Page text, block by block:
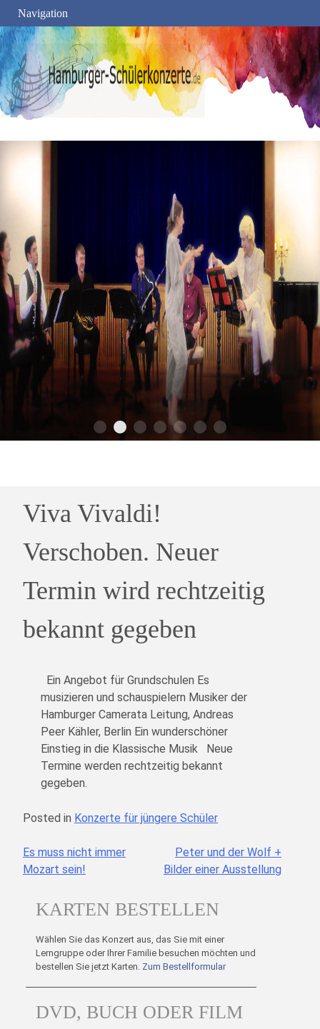
Navigation
Viva Vivaldi!
Verschoben. Neuer
Termin wird rechtzeitig
bekannt gegeben
Ein Angebot für Grundschulen Es
musizieren und schauspielern Musiker der
Hamburger Camerata Leitung, Andreas
Peer Kähler, Berlin Ein wunderschöner
Einstieg in die Klassische Musik Neue
Termine werden rechtzeitig bekannt
gegeben.
Posted in Konzerte für jüngere Schüler
Beitragsnavigation
Es muss nicht immer
Mozart sein!
Peter und der Wolf +
Bilder einer Ausstellung
KARTEN BESTELLEN
Wählen Sie das Konzert aus, das Sie mit einer
Lerngruppe oder Ihrer Familie besuchen möchten und
bestellen Sie jetzt Karten.Zum Bestellformular
DVD, BUCH ODER FILM